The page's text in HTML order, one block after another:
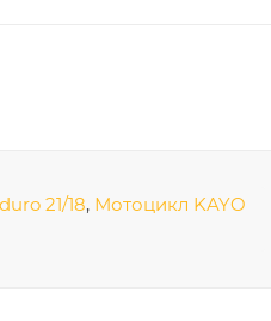
21/18, Мотоцикл KAYO